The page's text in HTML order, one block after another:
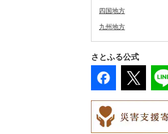
当別町
占冠村
上士幌町
平取町
七飯町
北見市
登別市
訓子府町
涌谷町
東松島市
米沢市
国見町
檜枝岐村
喜多方市
南相馬市
会津若松市
大熊町
相馬市
小美玉市
日立市
大子町
鹿嶋市
阿見町
那珂市
八千代町
明和町
沼田市
桐生市
吉岡町
太田市
高山村
千代田町
川島町
上里町
川口市
飯能市
長瀞町
羽生市
坂戸市
八千代市
横芝光町
多古町
白子町
栄町
香取市
銚子市
葛飾区
小金井市
墨田区
東久留米市
利島村
瑞穂町
府中市
中井町
愛川町
山北町
真鶴町
清川村
開成町
神奈川県（県庁）
弥彦村
阿賀町
出雲崎町
魚沼市
佐渡市
燕市
関川村
射水市
氷見市
朝日町
高岡市
魚津市
砺波市
黒部市
石川県
羽咋市
七尾市
白山市
穴水町
輪島市
石川県（県庁）
福井県
美浜町
小浜市
越前町
若狭町
高浜町
山梨県
富士吉田市
甲斐市
山梨市
大月市
長野県
高森町
御代田町
青木村
岐阜県
養老町
池田町
静岡県
静岡市
愛知県
清須市
鈴鹿市
伊賀市
木曽岬町
多気町
松阪市
桑名市
明和町
滋賀県
長浜市
高島市
草津市
近江八幡市
竜王町
湖南市
京都府
宮津市
伊根町
与謝野町
福知山市
城陽市
大阪府
茨木市
豊能町
枚方市
泉佐野市
兵庫県
上郡町
神河町
太子町
奈良県
曽爾村
宇陀市
和歌山県
有田市
鳥取県
鳥取県（県庁）
米子市
大山町
琴浦町
日野町
北栄町
島根県
雲南市
海士町
津和野町
飯南町
知夫村
岡山県
津山市
西粟倉村
久米南町
新見市
広島県
安芸太田町
世羅町
廿日市市
山口県
柳井市
山口県（県庁）
四国地方
徳島県
阿波市
牟岐町
那賀町
三好市
藍住町
香川県
高松市
直島町
さぬき市
三豊市
愛媛県
今治市
鬼北町
八幡浜市
高知県
香美市
芸西村
九州地方
福岡県
那珂川市
添田町
大刀洗町
苅田町
佐賀県
嬉野市
佐賀県（県庁）
江北町
長崎県
松浦市
諫早市
熊本県
湯前町
大分県
九重町
宮崎県
さとふる公式